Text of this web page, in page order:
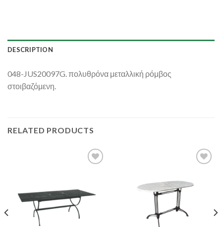
DESCRIPTION
048-JUS20097G. πολυθρόνα μεταλλική ρόμβος
στοιβαζόμενη.
RELATED PRODUCTS